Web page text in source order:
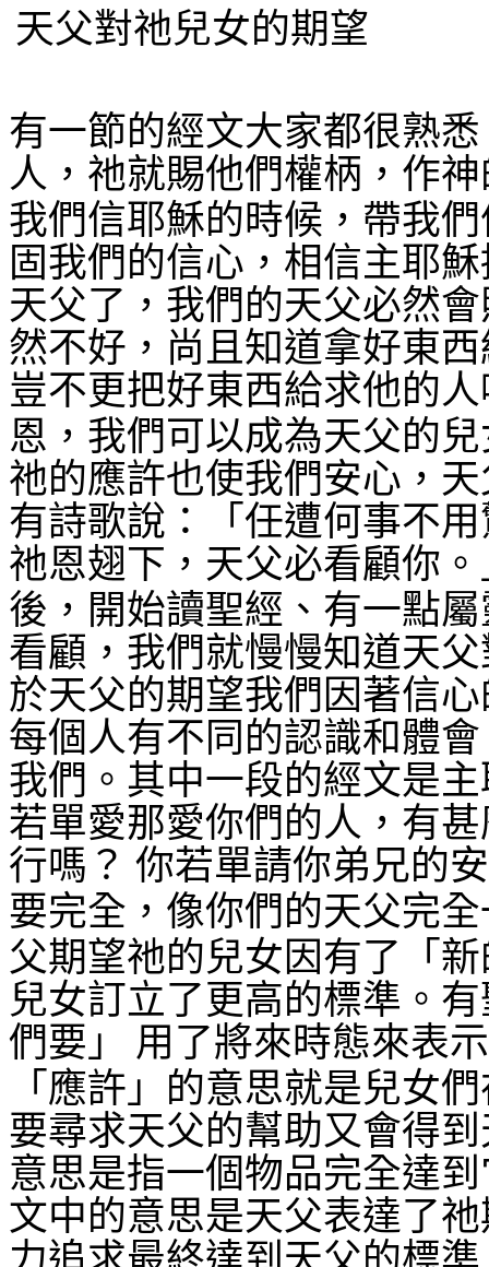
天父對祂兒女的期望
有一節的經文大家都很熟
人，祂就賜他們權柄，作
我們信耶穌的時候，帶我
固我們的信心，相信主耶
天父了，我們的天父必然
然不好，尚且知道拿好東
豈不更把好東西給求他的
恩，我們可以成為天父的
祂的應許也使我們安心，
有詩歌說：「任遭何事不
祂恩翅下，天父必看顧你
後，開始讀聖經、有一點
看顧，我們就慢慢知道天
於天父的期望我們因著信
每個人有不同的認識和體
我們。其中一段的經文是
若單愛那愛你們的人，有
行嗎？ 你若單請你弟兄的
要完全，像你們的天父完
父期望祂的兒女因有了「
兒女訂立了更高的標準。
們要」
用了將來時態來表
「應許」的意思就是兒女
要尋求天父的幫助又會得
意思是指一個物品完全達
文中的意思是天父表達了